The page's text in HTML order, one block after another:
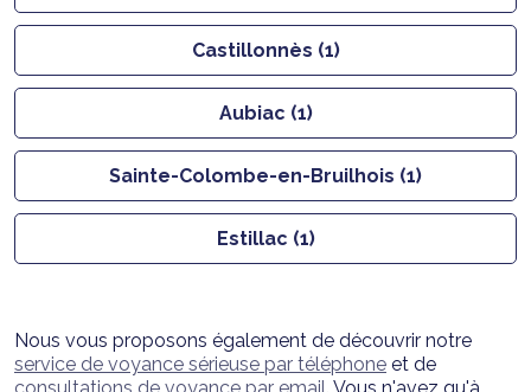
Castillonnès (1)
Aubiac (1)
Sainte-Colombe-en-Bruilhois (1)
Estillac (1)
Nous vous proposons également de découvrir notre
service de voyance sérieuse par téléphone et de